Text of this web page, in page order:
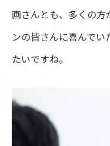
画さんとも、多くの方
ンの皆さんに喜んで
たいですね。